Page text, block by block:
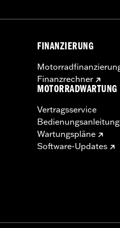
FINANZIERUNG
Finanzrechner
MOTORRADWARTUNG
Vertragsservice
Wartungspläne
Software-Updates